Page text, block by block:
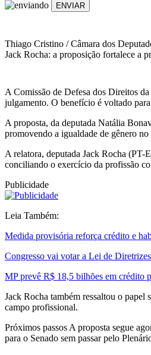
ENVIAR
Thiago Cristino / Câmara dos
Jack Rocha: a proposição fortalece a
A Comissão de Defesa dos Direitos
julgamento. O benefício é voltado
A proposta, da deputada Natália
promovendo a igualdade de gênero
A relatora, deputada Jack Rocha (PT-
conciliando o exercício da profissão
Publicidade
Leia Também:
Medida provisória reforça crédito e
Congresso vai votar a Lei de
MP prevê R$ 18,5 bilhões em crédito
Jack Rocha também ressaltou o papel
campo profissional.
Próximos passos A proposta segue
para o Senado sem passar pelo